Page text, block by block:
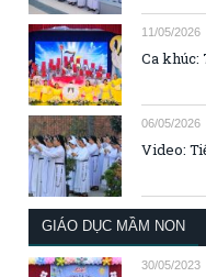
11/05/2026
Ca khúc:
06/05/2026
Video:
GIÁO DỤC MẦM NON
30/05/2023